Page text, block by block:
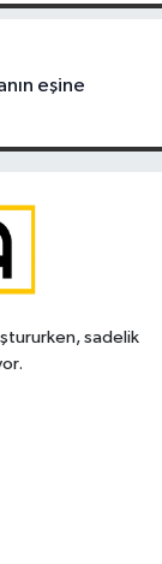
eşine
sadelik